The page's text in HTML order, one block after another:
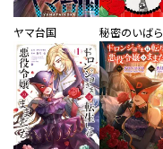
ヤマ台国 秘密のいばら